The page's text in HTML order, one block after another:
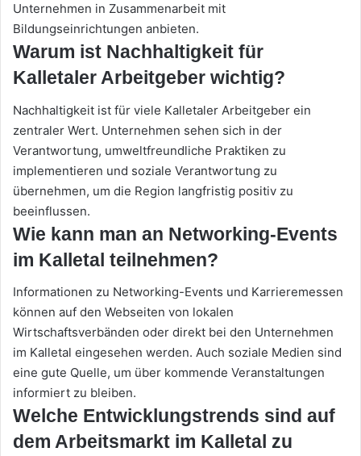
Unternehmen in Zusammenarbeit mit
Bildungseinrichtungen anbieten.
Warum ist Nachhaltigkeit für
Kalletaler Arbeitgeber wichtig?
Nachhaltigkeit ist für viele Kalletaler Arbeitgeber ein
zentraler Wert. Unternehmen sehen sich in der
Verantwortung, umweltfreundliche Praktiken zu
implementieren und soziale Verantwortung zu
übernehmen, um die Region langfristig positiv zu
beeinflussen.
Wie kann man an Networking-Events
im Kalletal teilnehmen?
Informationen zu Networking-Events und Karrieremessen
können auf den Webseiten von lokalen
Wirtschaftsverbänden oder direkt bei den Unternehmen
im Kalletal eingesehen werden. Auch soziale Medien sind
eine gute Quelle, um über kommende Veranstaltungen
informiert zu bleiben.
Welche Entwicklungstrends sind auf
dem Arbeitsmarkt im Kalletal zu